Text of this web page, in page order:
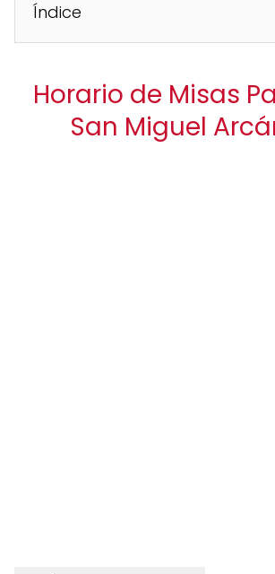
Índice
Horario de Misas
San Miguel